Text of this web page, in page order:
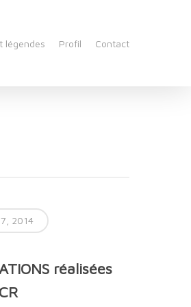
légendes Profil Contact
2014
réalisées